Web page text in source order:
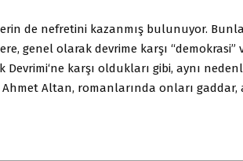
de nefretini kazanmış bulunuyor.
genel olarak devrime karşı “demokrasi”
karşı oldukları gibi, aynı
Altan, romanlarında onları gaddar,